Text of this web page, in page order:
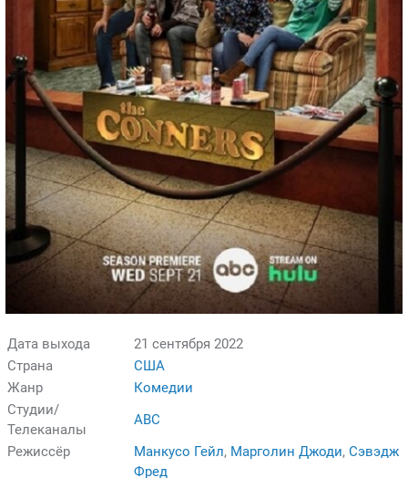
Дата выхода
21 сентября 2022
Страна
США
Жанр
Комедии
Студии/
Телеканалы
ABC
Режиссёр
Манкусо Гейл, Марголин Джоди, Сэвэдж
Фред